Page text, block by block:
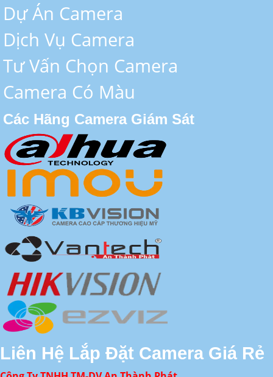
Dự Án Camera
Dịch Vụ Camera
Tư Vấn Chọn Camera
Camera Có Màu
Các Hãng Camera Giám Sát
Liên Hệ Lắp Đặt Camera Giá Rẻ